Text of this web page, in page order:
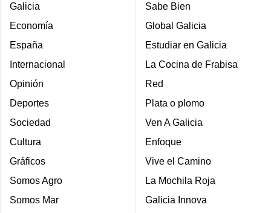
Galicia
Economía
España
Internacional
Opinión
Deportes
Sociedad
Cultura
Gráficos
Somos Agro
Somos Mar
Sabe Bien
Global Galicia
Estudiar en Galicia
La Cocina de Frabisa
Red
Plata o plomo
Ven A Galicia
Enfoque
Vive el Camino
La Mochila Roja
Galicia Innova